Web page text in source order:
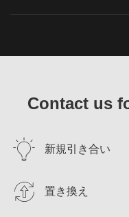
Contact us
新規引き合い
置き換え